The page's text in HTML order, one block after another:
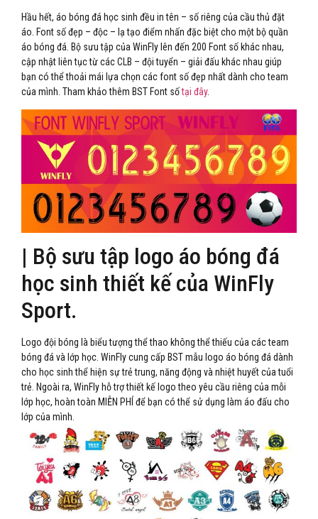
Hầu hết, áo bóng đá học sinh đều in tên – số riêng của cầu thủ đặt
áo. Font số đẹp – độc – lạ tạo điểm nhấn đặc biệt cho một bộ quần
áo bóng đá. Bộ sưu tập của WinFly lên đến 200 Font số khác nhau,
cập nhật liên tục từ các CLB – đội tuyển – giải đấu khác nhau giúp
bạn có thể thoải mái lựa chọn các font số đẹp nhất dành cho team
của mình. Tham khảo thêm BST Font sốtại đây.
| Bộ sưu tập logo áo bóng đá
học sinh thiết kế của WinFly
Sport.
Logo đội bóng là biểu tượng thể thao không thể thiếu của các team
bóng đá và lớp học. WinFly cung cấp BST mẫu logo áo bóng đá dành
cho học sinh thể hiện sự trẻ trung, năng động và nhiệt huyết của tuổi
trẻ. Ngoài ra, WinFly hỗ trợ thiết kế logo theo yêu cầu riêng của mỗi
lớp học, hoàn toàn MIỄN PHÍ để bạn có thể sử dụng làm áo đấu cho
lớp của mình.